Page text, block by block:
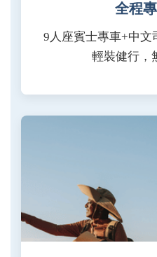
全程
9人座賓士專車+中文
輕裝健行，